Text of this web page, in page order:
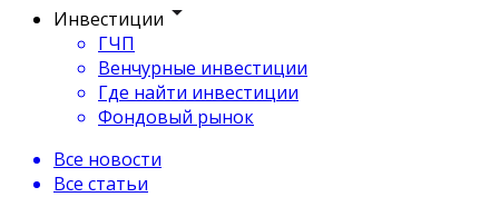
Инвестиции
ГЧП
Венчурные инвестиции
Где найти инвестиции
Фондовый рынок
Все новости
Все статьи